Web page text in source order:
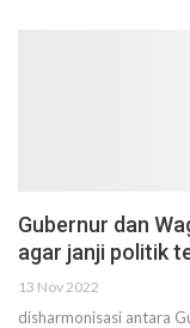
Gubernur dan
agar janji politik
13 Nov 2022
disharmonisasi antara